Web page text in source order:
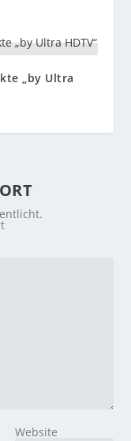
„by Ultra
Website